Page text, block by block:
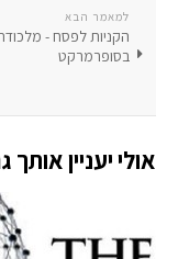
למאמר הבא
הקניות לפסח -
בסופרמרקט
אולי יעניין אותך